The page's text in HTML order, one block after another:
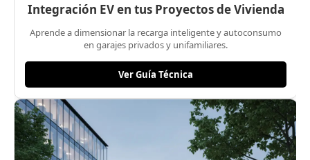
Integración EV en tus Proyectos de Vivienda
Aprende a dimensionar la recarga inteligente y autoconsumo
en garajes privados y unifamiliares.
Ver Guía Técnica